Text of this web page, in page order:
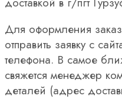
Для оформления
отправить заявку с
телефона. В самое
свяжется менеджер
деталей (адрес